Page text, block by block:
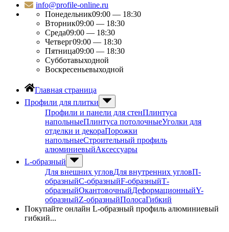
info@profile-online.ru
Понедельник09:00 — 18:30
Вторник09:00 — 18:30
Среда09:00 — 18:30
Четверг09:00 — 18:30
Пятница09:00 — 18:30
Субботавыходной
Воскресеньевыходной
Главная страница
Профили для плитки
Профили и панели для стенПлинтуса
напольныеПлинтуса потолочныеУголки для
отделки и декораПорожки
напольныеСтроительный профиль
алюминиевыйАксессуары
L-образный
Для внешних угловДля внутренних угловП-
образныйС-образныйF-образныйТ-
образныйОкантовочныйДеформационныйY-
образныйZ-образныйПолосаГибкий
Покупайте онлайн L-образный профиль алюминиевый
гибкий...